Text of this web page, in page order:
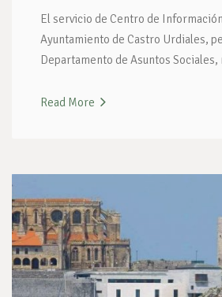
El servicio de Centro de
Ayuntamiento de Castro Urdiales,
Departamento de Asuntos
Read More